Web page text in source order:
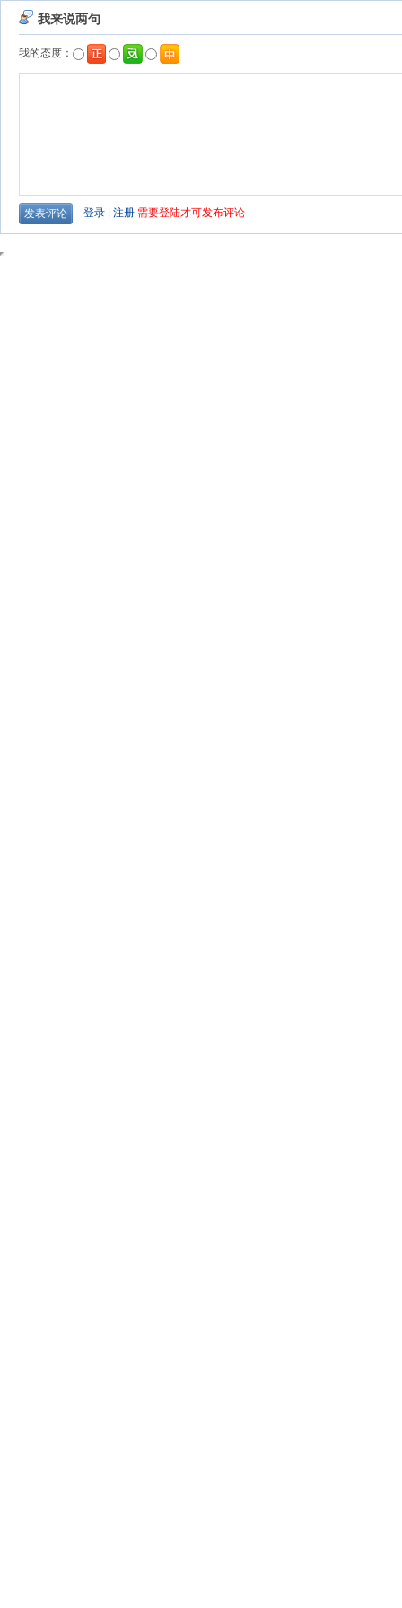
我来说两句
我的态度：
登录 注册 需要登陆才可发布评论